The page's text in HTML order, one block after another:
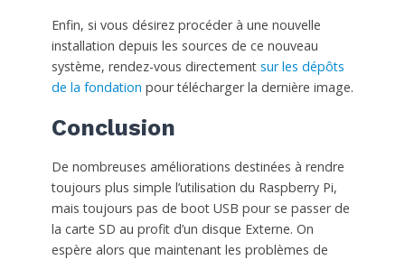
Enfin, si vous désirez procéder à une nouvelle
installation depuis les sources de ce nouveau
système, rendez-vous directement sur les dépôts
de la fondation pour télécharger la dernière image.
Conclusion
De nombreuses améliorations destinées à rendre
toujours plus simple l’utilisation du Raspberry Pi,
mais toujours pas de boot USB pour se passer de
la carte SD au profit d’un disque Externe. On
espère alors que maintenant les problèmes de